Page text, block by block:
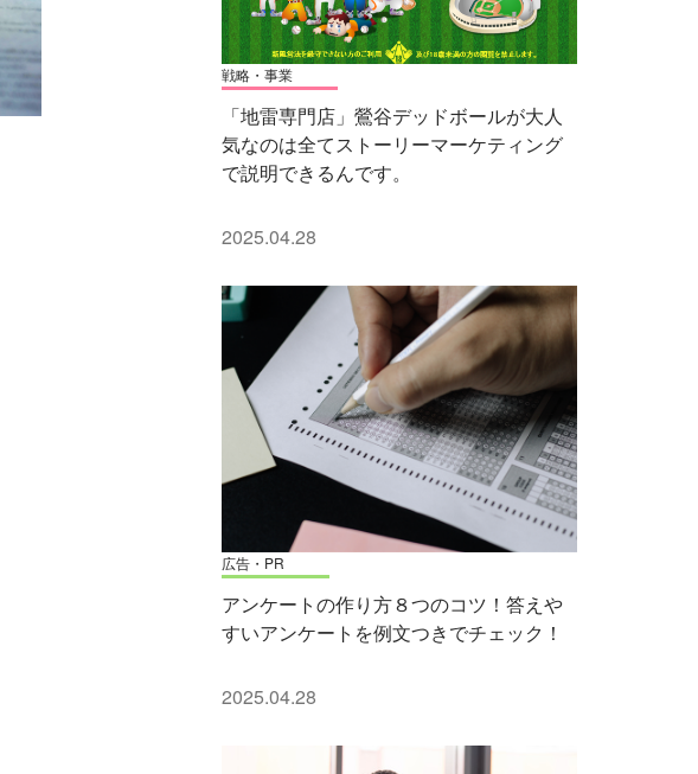
戦略・事業
「地雷専門店」鶯谷デッドボールが大人
気なのは全てストーリーマーケティング
で説明できるんです。
2025.04.28
広告・PR
アンケートの作り方８つのコツ！答えや
すいアンケートを例文つきでチェック！
2025.04.28